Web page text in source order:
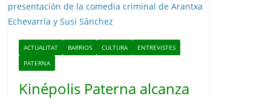
ACTUALITAT BARRIOS CULTURA
ENTREVISTES
PATERNA
Kinépolis Paterna alcanza